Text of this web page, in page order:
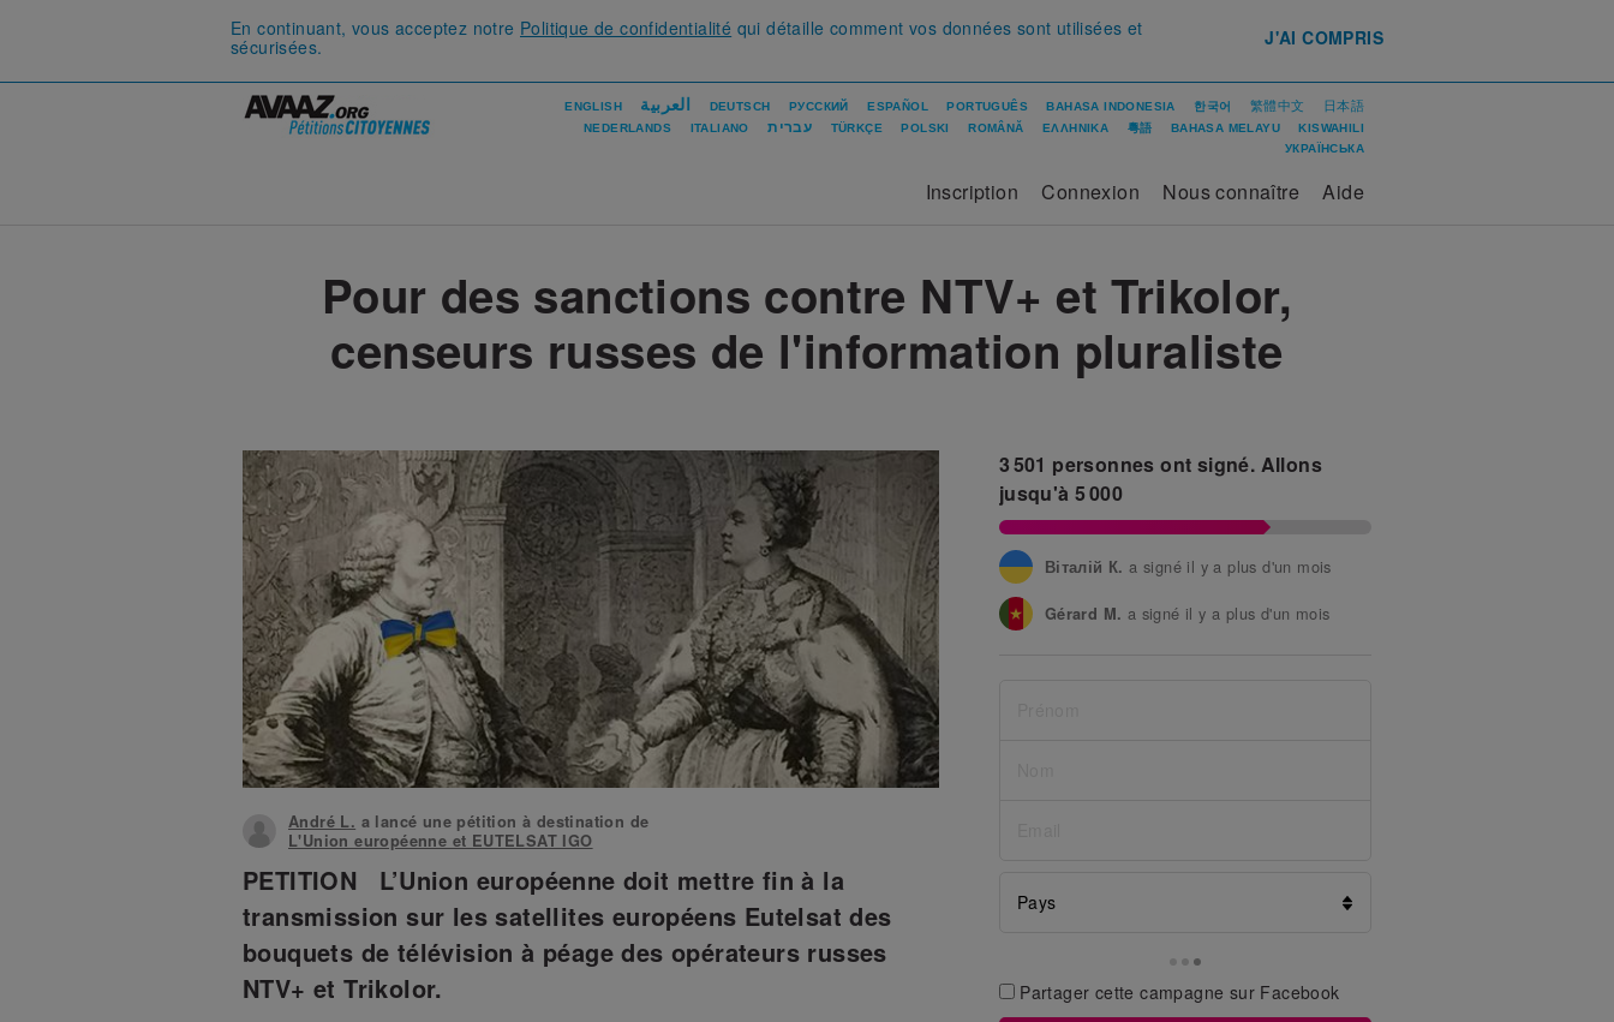
En continuant, vous acceptez notre Politique de confidentialité qui détaille comment vos données sont utilisées et
sécurisées.
J'AI COMPRIS
ENGLISH العربية DEUTSCH РУССКИЙ ESPAÑOL PORTUGUÊS BAHASA INDONESIA 한국어 繁體中文 日本語
NEDERLANDS ITALIANO עברית TÜRKÇE POLSKI ROMÂNĂ ΕΛΛΗΝΙΚΑ 粵語 BAHASA MELAYU
KISWAHILI
УКРАЇНСЬКА
Inscription Connexion Nous connaître Aide
Pour des sanctions contre NTV+ et Trikolor,
censeurs russes de l'information pluraliste
3 501 personnes ont signé. Allons
jusqu'à5 000
Віталій К. a signé il y a plus d'un mois
Gérard M. a signé il y a plus d'un mois
Oleksandr K. a signé il y a plus d'un mois
Laura D. a signé il y a plus d'un mois
Partager cette campagne sur Facebook
André L. a lancé une pétition à destination de
L'Union européenne et EUTELSAT IGO
PETITION
L’Union européenne doit mettre fin à la
transmission sur les satellites européens Eutelsat des
bouquets de télévision à péage des opérateurs russes
NTV+ et Trikolor.